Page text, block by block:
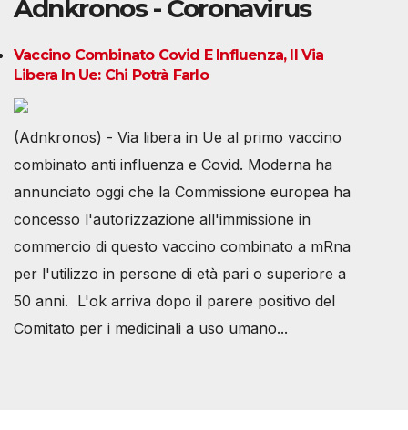
Adnkronos - Coronavirus
Vaccino Combinato Covid E Influenza, Il Via
Libera In Ue: Chi Potrà Farlo
(Adnkronos) - Via libera in Ue al primo vaccino
combinato anti influenza e Covid. Moderna ha
annunciato oggi che la Commissione europea ha
concesso l'autorizzazione all'immissione in
commercio di questo vaccino combinato a mRna
per l'utilizzo in persone di età pari o superiore a
50 anni. L'ok arriva dopo il parere positivo del
Comitato per i medicinali a uso umano...